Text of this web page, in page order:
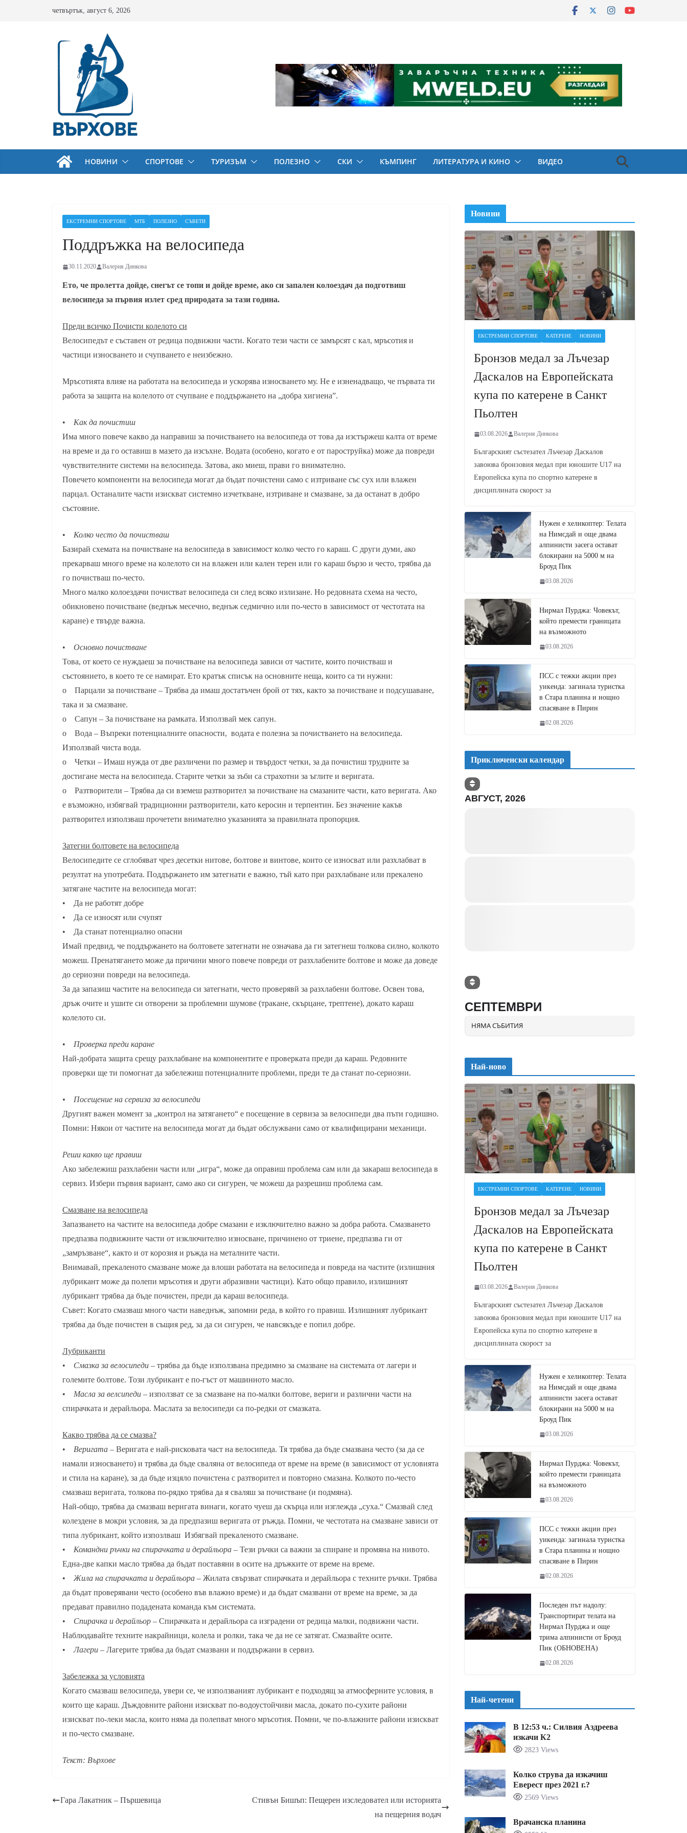
четвъртък, август 6, 2026
НОВИНИ СПОРТОВЕ ТУРИЗЪМ ПОЛЕЗНО СКИ КЪМПИНГ ЛИТЕРАТУРА И КИНО ВИДЕО
ЕКСТРЕМНИ СПОРТОВЕ МТБ ПОЛЕЗНО СЪВЕТИ
Поддръжка на велосипеда
30.11.2020 Валерия Динкова
Ето, че пролетта дойде, снегът се топи и дойде време, ако си запален колоездач да подготвиш
велосипеда за първия излет сред природата за тази година.
Преди всичко Почисти колелото си
Велосипедът е съставен от редица пoдвижни части. Когато тези части се замърсят с кал, мръсотия и
частици износването и счупването е неизбежно.
Мръсотията влияе на работата на велосипеда и ускорява износването му. Не е изненадващо, че първата ти
работа за защита на колелото от счупване е поддържането на „добра хигиена”.
• Как да почистиш
Има много повече какво да направиш за почистването на велосипеда от това да изстържеш калта от време
на време и да го оставиш в мазето да изсъхне. Водата (особено, когато е от пароструйка) може да повреди
чувствителните системи на велосипеда. Затова, ако миеш, прави го внимателно.
Повечето компоненти на велосипеда могат да бъдат почистени само с изтриване със сух или влажен
парцал. Останалите части изискват системно изчеткване, изтриване и смазване, за да останат в добро
състояние.
• Колко често да почистваш
Базирай схемата на почистване на велосипеда в зависимост колко често го караш. С други думи, ако
прекарваш много време на колелото си на влажен или кален терен или го караш бързо и често, трябва да
го почистваш по-често.
Много малко колоездачи почистват велосипеда си след всяко излизане. Но редовната схема на често,
обикновено почистване (веднъж месечно, веднъж седмично или по-често в зависимост от честотата на
каране) е твърде важна.
• Основно почистване
Това, от което се нуждаеш за почистване на велосипеда зависи от частите, които почистваш и
състоянието, в което те се намират. Ето кратък списък на основните неща, които са ти нужни:
o Парцали за почистване – Трябва да имаш достатъчен брой от тях, както за почистване и подсушаване,
така и за смазване.
o Сапун – За почистване на рамката. Използвай мек сапун.
o Вода – Въпреки потенциалните опасности, водата е полезна за почистването на велосипеда.
Използвай чиста вода.
o Четки – Имаш нужда от две различени по размер и твърдост четки, за да почистиш трудните за
достигане места на велосипеда. Старите четки за зъби са страхотни за ъглите и веригата.
o Разтворители – Трябва да си вземеш разтворител за почистване на смазаните части, като веригата. Ако
е възможно, избягвай традиционни разтворители, като керосин и терпентин. Без значение какъв
разтворител използваш прочетети внимателно указанията за правилната пропорция.
Затегни болтовете на велосипеда
Велосипедите се сглобяват чрез десетки нитове, болтове и винтове, които се износват или разхлабват в
резултат на употребата. Поддържането им затегнати е важно, тъй като при разхлабване или прекалено
затягане частите на велосипеда могат:
• Да не работят добре
• Да се износят или счупят
• Да станат потенциално опасни
Имай предвид, че поддържането на болтовете затегнати не означава да ги затегнеш толкова силно, колкото
можеш. Пренатягането може да причини много повече повреди от разхлабените болтове и може да доведе
до сериозни повреди на велосипеда.
За да запазиш частите на велосипеда си затегнати, често проверявй за разхлабени болтове. Освен това,
дръж очите и ушите си отворени за проблемни шумове (тракане, скърцане, трептене), докато караш
колелото си.
•
Проверка преди каране
Най-добрата защита срещу разхлабване на компонентите е проверката преди да караш. Редовните
проверки ще ти помогнат да забележиш потенциалните проблеми, преди те да станат по-сериозни.
• Посещение на сервиза за велосипеди
Другият важен момент за „контрол на затягането“ е посещение в сервиза за велосипеди два пъти годишно.
Помни: Някои от частите на велосипеда могат да бъдат обслужвани само от квалифицирани механици.
Реши какво ще правиш
Ако забележиш разхлабени части или „игра“, може да оправиш проблема сам или да закараш велосипеда в
сервиз. Избери първия вариант, само ако си сигурен, че можеш да разрешиш проблема сам.
Смазване на велосипеда
Запазването на частите на велосипеда добре смазани е изключително важно за добра работа. Смазването
предпазва подвижните части от изключително износване, причинено от триене, предпазва ги от
„замръзване“, както и от корозия и ръжда на металните части.
Внимавай, прекаленото смазване може да влоши работата на велосипеда и повреда на частите (излишния
лубрикант може да полепи мръсотия и други абразивни частици). Като общо правило, излишният
лубрикант трябва да бъде почистен, преди да караш велосипеда.
Съвет: Когато смазваш много части наведнъж, запомни реда, в който го правиш. Излишният лубрикант
трябва да бъде почистен в същия ред, за да си сигурен, че навсякъде е попил добре.
Лубриканти
• Смазка за велосипеди – трябва да бъде използвана предимно за смазване на системата от лагери и
големите болтове. Този лубрикант е по-гъст от машинното масло.
• Масла за велсипеди – използват се за смазване на по-малки болтове, вериги и различни части на
спирачката и дерайльора. Маслата за велосипеди са по-редки от смазката.
Какво трябва да се смазва?
•
Веригата – Веригата е най-рисковата част на велосипеда. Тя трябва да бъде смазвана често (за да се
намали износването) и трябва да бъде сваляна от велосипеда от време на време (в зависимост от условията
и стила на каране), за да бъде изцяло почистена с разтворител и повторно смазана. Колкото по-често
смазваш веригата, толкова по-рядко трябва да я сваляш за почистване (и подмяна).
Най-общо, трябва да смазваш веригата винаги, когато чуеш да скърца или изглежда „суха.“ Смазвай след
колездене в мокри условия, за да предпазиш веригата от ръжда. Помни, че честотата на смазване зависи от
типа лубрикант, който изпозлваш Избягвай прекаленото смазване.
• Командни ръчки на спирачката и дерайльора – Тези ръчки са важни за спиране и промяна на нивото.
Една-две капки масло трябва да бъдат поставяни в осите на дръжките от време на време.
• Жила на спирачката и дерайльора – Жилата свързват спирачката и дерайльора с техните ръчки. Трябва
да бъдат проверявани често (особено във влажно време) и да бъдат смазвани от време на време, за да
предават правилно подадената команда към системата.
• Спирачка и дерайльор – Спирачката и дерайльора са изградени от редица малки, подвижни части.
Наблюдавайте техните накрайници, колела и ролки, така че да не се затягат. Смазвайте осите.
•
Лагери – Лагерите трябва да бъдат смазвани и поддържани в сервиз.
Забележка за условията
Когато смазваш велосипеда, увери се, че използваният лубрикант е подходящ за атмосферните условия, в
които ще караш. Дъждовните райони изискват по-водоустойчиви масла, докато по-сухите райони
изискват по-леки масла, които няма да полепват много мръсотия. Помни, че по-влажните райони изискват
и по-често смазване.
Текст: Върхове
Гара Лакатник – Пършевица
Стивън Бишъп: Пещерен изследовател или историята
на пещерния водач
Новини
ЕКСТРЕМНИ СПОРТОВЕ КАТЕРЕНЕ НОВИНИ
Бронзов медал за Лъчезар
Даскалов на Европейската
купа по катерене в Санкт
Пьолтен
03.08.2026 Валерия Динкова
Българският състезател Лъчезар Даскалов
завоюва бронзовия медал при юношите U17 на
Европейска купа по спортно катерене в
дисциплината скорост за
Нужен е хеликоптер: Телата
на Нимсдай и още двама
алпинисти засега остават
блокирани на 5000 м на
Броуд Пик
03.08.2026
Нирмал Пурджа: Човекът,
който премести границата
на възможното
03.08.2026
ПСС с тежки акции през
уикенда: загинала туристка
в Стара планина и нощно
спасяване в Пирин
02.08.2026
Приключенски календар
АВГУСТ, 2026
СЕПТЕМВРИ
НЯМА СЪБИТИЯ
Най-ново
ЕКСТРЕМНИ СПОРТОВЕ КАТЕРЕНЕ НОВИНИ
Бронзов медал за Лъчезар
Даскалов на Европейската
купа по катерене в Санкт
Пьолтен
03.08.2026 Валерия Динкова
Българският състезател Лъчезар Даскалов
завоюва бронзовия медал при юношите U17 на
Европейска купа по спортно катерене в
дисциплината скорост за
Нужен е хеликоптер: Телата
на Нимсдай и още двама
алпинисти засега остават
блокирани на 5000 м на
Броуд Пик
03.08.2026
Нирмал Пурджа: Човекът,
който премести границата
на възможното
03.08.2026
ПСС с тежки акции през
уикенда: загинала туристка
в Стара планина и нощно
спасяване в Пирин
02.08.2026
Последен път надолу:
Транспортират телата на
Нирмал Пурджа и още
трима алпинисти от Броуд
Пик (ОБНОВЕНА)
02.08.2026
Най-четени
В 12:53 ч.: Силвия Аздреева
изкачи К2
2823 Views
Колко струва да изкачиш
Еверест през 2021 г.?
2569 Views
Врачанска планина